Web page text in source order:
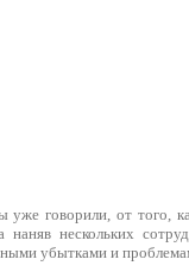
уже говорили, от того,
наняв нескольких
убытками и